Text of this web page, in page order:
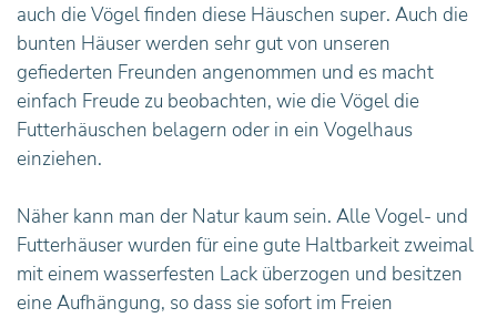
auch die Vögel finden diese Häuschen super. Auch die
bunten Häuser werden sehr gut von unseren
gefiederten Freunden angenommen und es macht
einfach Freude zu beobachten, wie die Vögel die
Futterhäuschen belagern oder in ein Vogelhaus
einziehen.
Näher kann man der Natur kaum sein. Alle Vogel- und
Futterhäuser wurden für eine gute Haltbarkeit zweimal
mit einem wasserfesten Lack überzogen und besitzen
eine Aufhängung, so dass sie sofort im Freien